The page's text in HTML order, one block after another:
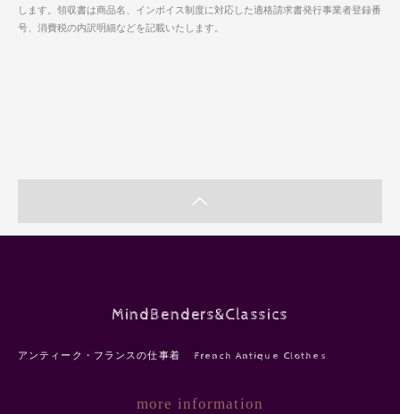
します。領収書は商品名、インボイス制度に対応した適格請求書発行事業者登録番
号、消費税の内訳明細などを記載いたします。
MindBenders&Classics
アンティーク・フランスの仕事着 French Antique Clothes
more information